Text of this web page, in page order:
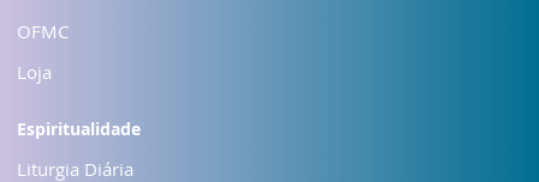
OFMC
Loja
Espiritualidade
Liturgia Diária